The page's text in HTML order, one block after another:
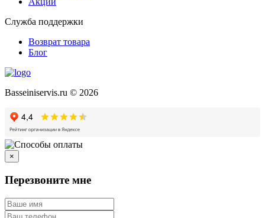
Служба поддержки
Возврат товара
Блог
Basseiniservis.ru © 2026
×
Перезвоните мне